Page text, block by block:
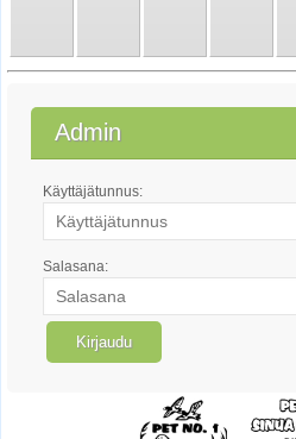
Admin
Käyttäjätunnus:
Salasana: